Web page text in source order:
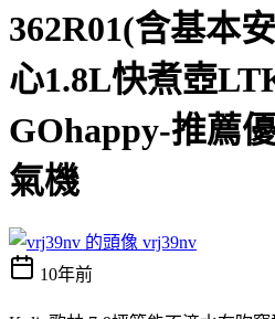
362R01(含基本
心1.8L快煮壺
GOhappy-推薦
氣機
vrj39nv
10年前